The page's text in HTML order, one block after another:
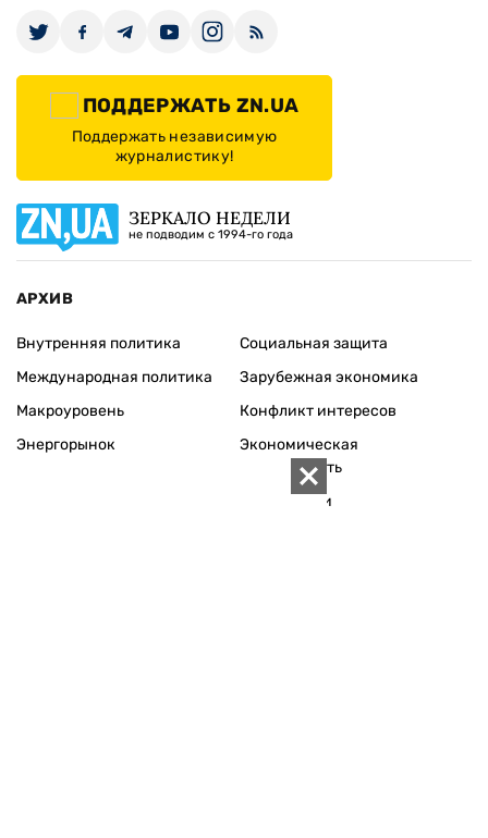
ПОДДЕРЖАТЬ ZN.UA
Поддержать независимую
журналистику!
ЗЕРКАЛО НЕДЕЛИ
не подводим с 1994-го года
АРХИВ
Внутренняя политика
Международная политика
Макроуровень
Энергорынок
Социальная защита
Зарубежная экономика
Конфликт интересов
Экономическая
безопасность
Персоналии